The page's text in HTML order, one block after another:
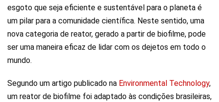
esgoto que seja eficiente e sustentável para o planeta é
um pilar para a comunidade científica. Neste sentido, uma
nova categoria de reator, gerado a partir de biofilme, pode
ser uma maneira eficaz de lidar com os dejetos em todo o
mundo.
Segundo um artigo publicado na Environmental Technology,
um reator de biofilme foi adaptado às condições brasileiras,